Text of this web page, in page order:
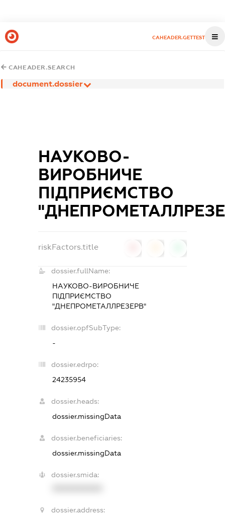
CAHEADER.GETTEST
CAHEADER.SEARCH
document.dossier
НАУКОВО-
ВИРОБНИЧЕ
ПІДПРИЄМСТВО
riskFactors.title
dossier.fullName:
НАУКОВО-ВИРОБНИЧЕ
ПІДПРИЄМСТВО
"ДНЕПРОМЕТАЛЛРЕЗЕРВ"
dossier.opfSubType:
-
dossier.edrpo:
24235954
dossier.heads:
dossier.missingData
dossier.beneficiaries:
dossier.missingData
dossier.smida:
dossier.address: